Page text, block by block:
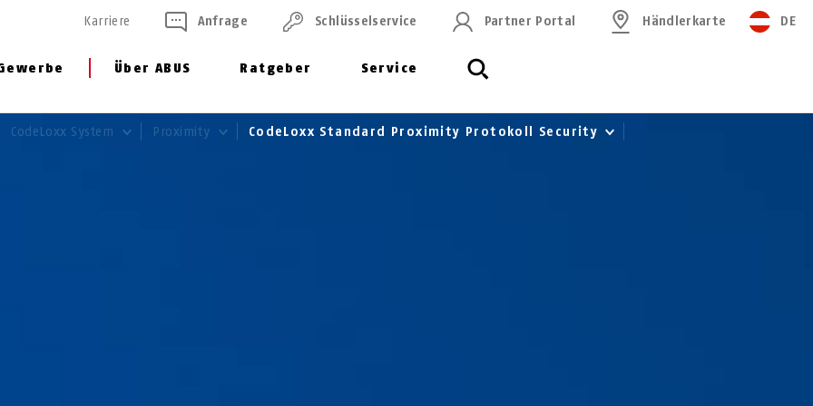
Über ABUS Ratgeber Service
Karriere Anfrage Schlüssel­service Partner Portal Händlerkarte DE
CodeLoxx System Proximity CodeLoxx Standard Proximity Protokoll Security